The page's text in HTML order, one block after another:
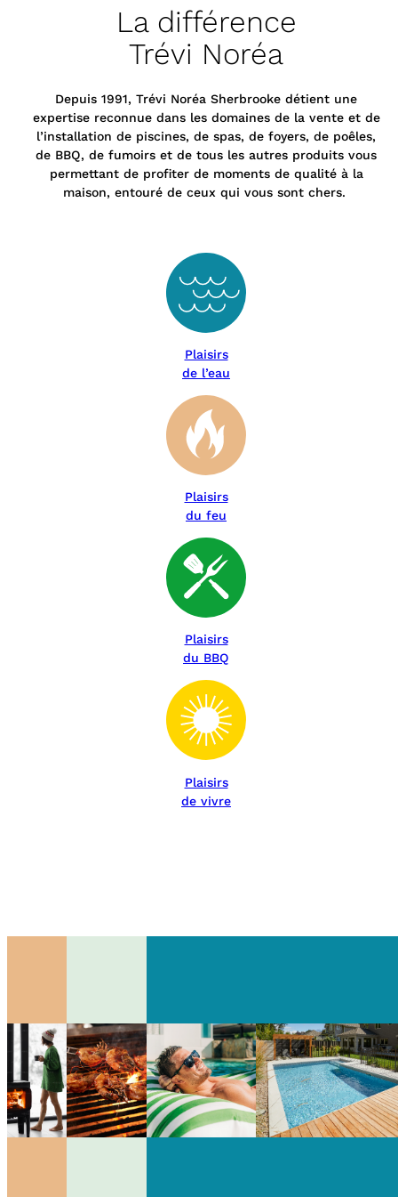
La différence
Trévi Noréa
Depuis 1991, Trévi Noréa Sherbrooke détient une
expertise reconnue dans les domaines de la vente et de
l’installation de piscines, de spas, de foyers, de poêles,
de BBQ, de fumoirs et de tous les autres produits vous
permettant de profiter de moments de qualité à la
maison, entouré de ceux qui vous sont chers.
Plaisirs
de l’eau
Plaisirs
du feu
Plaisirs
du BBQ
Plaisirs
de vivre